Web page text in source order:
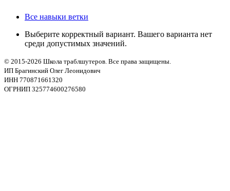
Все навыки ветки
Выберите корректный вариант. Вашего варианта нет
среди допустимых значений.
© 2015-2026 Школа траблшутеров. Все права защищены.
ИП Брагинский Олег Леонидович
ИНН 770871661320
ОГРНИП 325774600276580